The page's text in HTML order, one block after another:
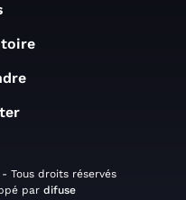
Tous droits réservés
par difuse